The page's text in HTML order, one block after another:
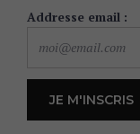
Addresse email :